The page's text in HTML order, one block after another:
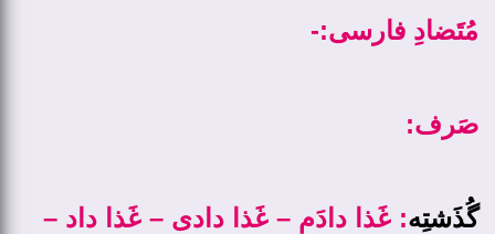
-:مُتَضادِ فارسی
:صَرف
گُذَشتِه: غَذا دادَم – غَذا دادی – غَذا داد –